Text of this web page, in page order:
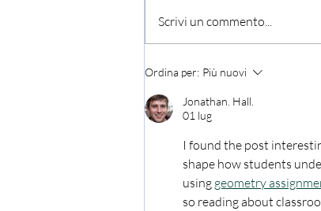
Un reportage sulle
di Novara nel
programma FarWest
Scrivi un commento...
Ordina per: Più nuovi
Jonathan. Hall.
01 lug
I found the post
shape how students
using geometry
so reading about